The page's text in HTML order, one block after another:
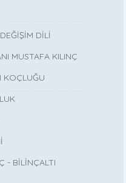
DİLİ
MUSTAFA KILINÇ
KOÇLUĞU
- BİLİNÇALTI